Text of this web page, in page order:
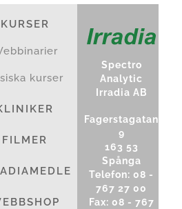
KURSER
kurser
FILMER
Spectro
Analytic
Irradia AB
Fagerstagatan
9
163 53
Spånga
Telefon: 08 -
767 27 00
Fax: 08 - 767